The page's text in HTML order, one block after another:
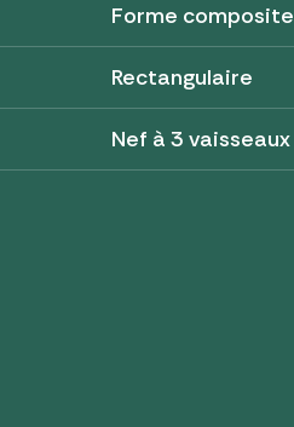
Forme composite
Rectangulaire
Nef à 3 vaisseaux